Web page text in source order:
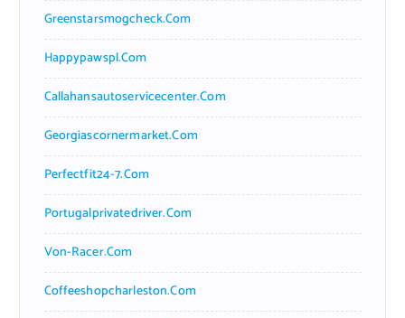
Greenstarsmogcheck.com
Happypawspl.com
Callahansautoservicecenter.com
Georgiascornermarket.com
Perfectfit24-7.com
Portugalprivatedriver.com
Von-Racer.com
Coffeeshopcharleston.com